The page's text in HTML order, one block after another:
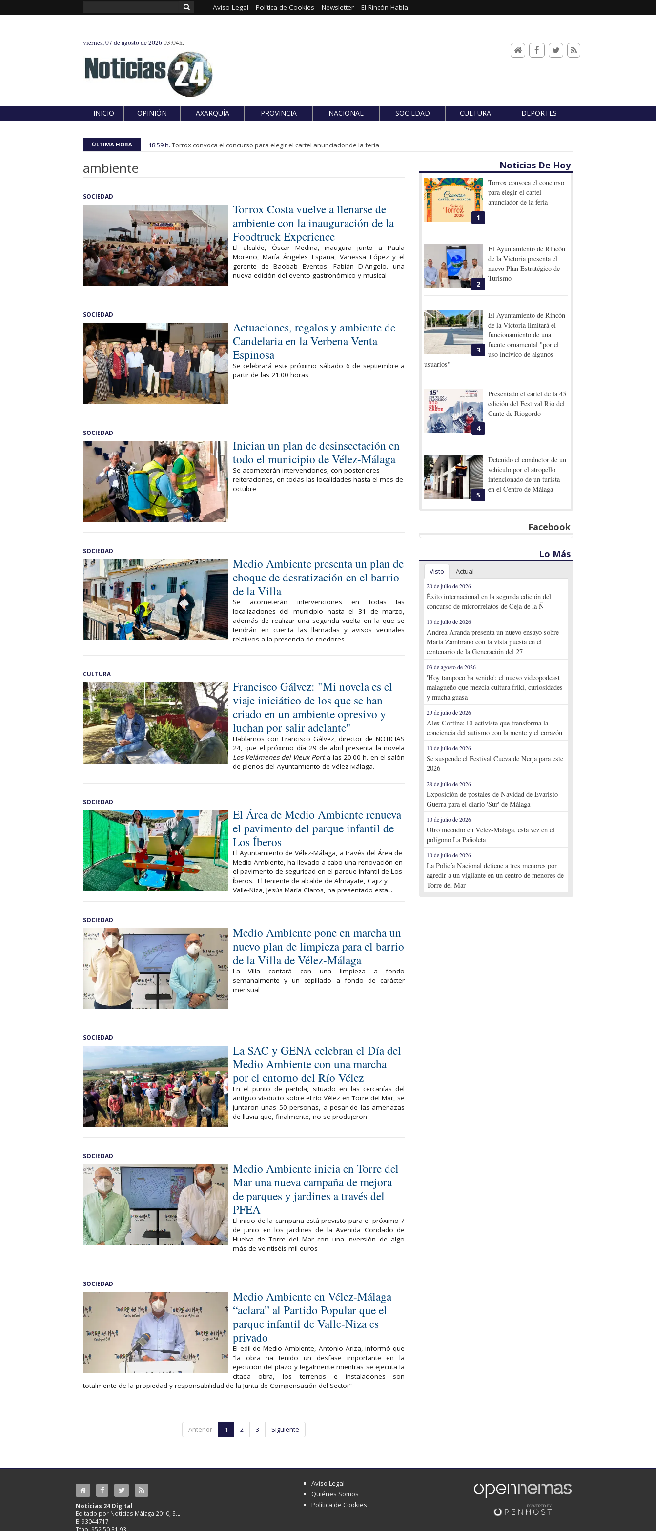
Aviso Legal Política de Cookies Newsletter El Rincón Habla
viernes, 07 de agosto de 202603:04h.
INICIO OPINIÓN AXARQUÍA PROVINCIA NACIONAL SOCIEDAD CULTURA DEPORTES
ÚLTIMA HORA 18:59 h. Torrox convoca el concurso para elegir el cartel anunciador de la feria
ambiente
SOCIEDAD
Torrox Costa vuelve a llenarse de
ambiente con la inauguración de la
Foodtruck Experience
El alcalde, Óscar Medina, inaugura junto a Paula
Moreno, María Ángeles España, Vanessa López y el
gerente de Baobab Eventos, Fabián D'Angelo, una
nueva edición del evento gastronómico y musical
SOCIEDAD
Actuaciones, regalos y ambiente de
Candelaria en la Verbena Venta
Espinosa
Se celebrará este próximo sábado 6 de septiembre a
partir de las 21:00 horas
SOCIEDAD
Inician un plan de desinsectación en
todo el municipio de Vélez-Málaga
Se acometerán intervenciones, con posteriores
reiteraciones, en todas las localidades hasta el mes de
octubre
SOCIEDAD
Medio Ambiente presenta un plan de
choque de desratización en el barrio
de la Villa
Se acometerán intervenciones en todas las
localizaciones del municipio hasta el 31 de marzo,
además de realizar una segunda vuelta en la que se
tendrán en cuenta las llamadas y avisos vecinales
relativos a la presencia de roedores
CULTURA
Francisco Gálvez: "Mi novela es el
viaje iniciático de los que se han
criado en un ambiente opresivo y
luchan por salir adelante"
Hablamos con Francisco Gálvez, director de NOTICIAS
24, que el próximo día 29 de abril presenta la novela
Los Velámenes del Vieux Port a las 20.00 h. en el salón
de plenos del Ayuntamiento de Vélez-Málaga.
SOCIEDAD
El Área de Medio Ambiente renueva
el pavimento del parque infantil de
Los Íberos
El Ayuntamiento de Vélez-Málaga, a través del Área de
Medio Ambiente, ha llevado a cabo una renovación en
el pavimento de seguridad en el parque infantil de Los
Íberos. El teniente de alcalde de Almayate, Cajiz y
Valle-Niza, Jesús María Claros, ha presentado esta...
SOCIEDAD
Medio Ambiente pone en marcha un
nuevo plan de limpieza para el barrio
de la Villa de Vélez-Málaga
La Villa contará con una limpieza a fondo
semanalmente y un cepillado a fondo de carácter
mensual
SOCIEDAD
La SAC y GENA celebran el Día del
Medio Ambiente con una marcha
por el entorno del Río Vélez
En el punto de partida, situado en las cercanías del
antiguo viaducto sobre el río Vélez en Torre del Mar, se
juntaron unas 50 personas, a pesar de las amenazas
de lluvia que, finalmente, no se produjeron
SOCIEDAD
Medio Ambiente inicia en Torre del
Mar una nueva campaña de mejora
de parques y jardines a través del
PFEA
El inicio de la campaña está previsto para el próximo 7
de junio en los jardines de la Avenida Condado de
Huelva de Torre del Mar con una inversión de algo
más de veintiséis mil euros
SOCIEDAD
Medio Ambiente en Vélez-Málaga
“aclara” al Partido Popular que el
parque infantil de Valle-Niza es
privado
El edil de Medio Ambiente, Antonio Ariza, informó que
“la obra ha tenido un desfase importante en la
ejecución del plazo y legalmente mientras se ejecuta la
citada obra, los terrenos e instalaciones son
totalmente de la propiedad y responsabilidad de la Junta de Compensación del Sector”
Anterior 1 2 3 Siguiente
Noticias De Hoy
1
Torrox convoca el concurso
para elegir el cartel
anunciador de la feria
2
El Ayuntamiento de Rincón
de la Victoria presenta el
nuevo Plan Estratégico de
Turismo
3
El Ayuntamiento de Rincón
de la Victoria limitará el
funcionamiento de una
fuente ornamental "por el
uso incívico de algunos
usuarios"
4
Presentado el cartel de la 45
edición del Festival Rio del
Cante de Riogordo
5
Detenido el conductor de un
vehículo por el atropello
intencionado de un turista
en el Centro de Málaga
Facebook
Lo Más
Visto Actual
20 de julio de 2026
Éxito internacional en la segunda edición del
concurso de microrrelatos de Ceja de la Ñ
10 de julio de 2026
Andrea Aranda presenta un nuevo ensayo sobre
María Zambrano con la vista puesta en el
centenario de la Generación del 27
03 de agosto de 2026
'Hoy tampoco ha venido': el nuevo videopodcast
malagueño que mezcla cultura friki, curiosidades
y mucha guasa
29 de julio de 2026
Alex Cortina: El activista que transforma la
conciencia del autismo con la mente y el corazón
10 de julio de 2026
Se suspende el Festival Cueva de Nerja para este
2026
28 de julio de 2026
Exposición de postales de Navidad de Evaristo
Guerra para el diario 'Sur' de Málaga
10 de julio de 2026
Otro incendio en Vélez-Málaga, esta vez en el
polígono La Pañoleta
10 de julio de 2026
La Policía Nacional detiene a tres menores por
agredir a un vigilante en un centro de menores de
Torre del Mar
Noticias 24 Digital
Editado por Noticias Málaga 2010, S.L.
B-93044717
Tfno. 952 50 31 93
Aviso Legal
Quiénes Somos
Política de Cookies